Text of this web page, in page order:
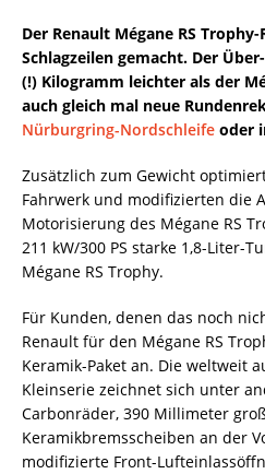
Der Renault Mégane RS
Schlagzeilen gemacht. Der
(!) Kilogramm leichter als der
auch gleich mal neue
Nürburgring-Nordschleife oder
Zusätzlich zum Gewicht
Fahrwerk und modifizierten die
Motorisierung des Mégane RS
211 kW/300 PS starke 1,8-Liter-
Mégane RS Trophy.
Für Kunden, denen das noch
Renault für den Mégane RS
Keramik-Paket an. Die weltweit
Kleinserie zeichnet sich unter
Carbonräder, 390 Millimeter
Keramikbremsscheiben an der
modifizierte Front-